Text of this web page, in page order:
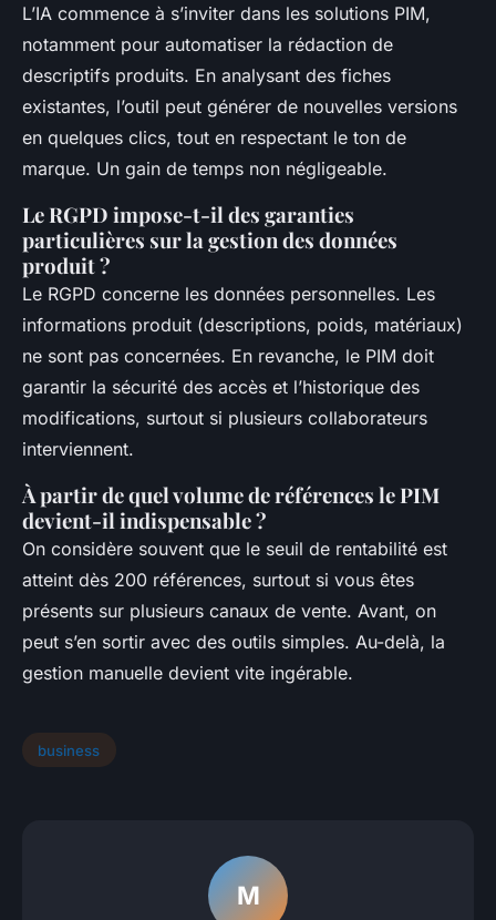
L’IA commence à s’inviter dans les solutions PIM,
notamment pour automatiser la rédaction de
descriptifs produits. En analysant des fiches
existantes, l’outil peut générer de nouvelles versions
en quelques clics, tout en respectant le ton de
marque. Un gain de temps non négligeable.
Le RGPD impose-t-il des garanties
particulières sur la gestion des données
produit ?
Le RGPD concerne les données personnelles. Les
informations produit (descriptions, poids, matériaux)
ne sont pas concernées. En revanche, le PIM doit
garantir la sécurité des accès et l’historique des
modifications, surtout si plusieurs collaborateurs
interviennent.
À partir de quel volume de références le PIM
devient-il indispensable ?
On considère souvent que le seuil de rentabilité est
atteint dès 200 références, surtout si vous êtes
présents sur plusieurs canaux de vente. Avant, on
peut s’en sortir avec des outils simples. Au-delà, la
gestion manuelle devient vite ingérable.
business
M